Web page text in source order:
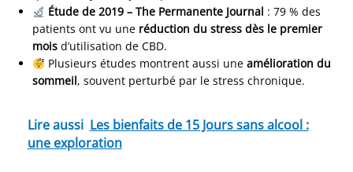
Étude de 2019 – The Permanente Journal : 79 % des
patients ont vu une réduction du stress dès le premier
mois d’utilisation de CBD.
Plusieurs études montrent aussi une amélioration du
sommeil, souvent perturbé par le stress chronique.
Lire aussi Les bienfaits de 15 Jours sans alcool :
une exploration